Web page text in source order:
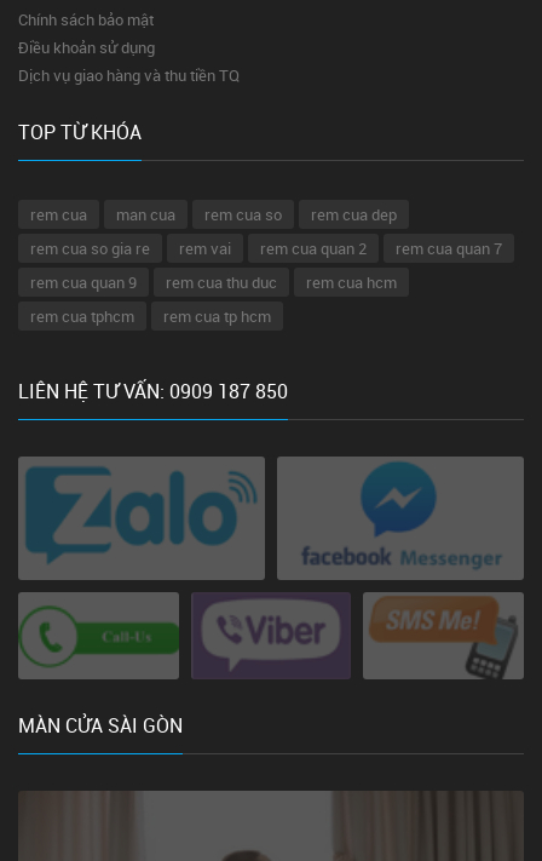
Chính sách bảo mật
Điều khoản sử dụng
Dịch vụ giao hàng và thu tiền TQ
TOP TỪ KHÓA
rem cua man cua rem cua so
rem cua dep
rem cua so gia re
rem vai rem cua quan 2
rem cua quan 7
rem cua quan 9
rem cua thu duc
rem cua hcm
rem cua tphcm
rem cua tp hcm
LIÊN HỆ TƯ VẤN: 0909 187 850
MÀN CỬA SÀI GÒN